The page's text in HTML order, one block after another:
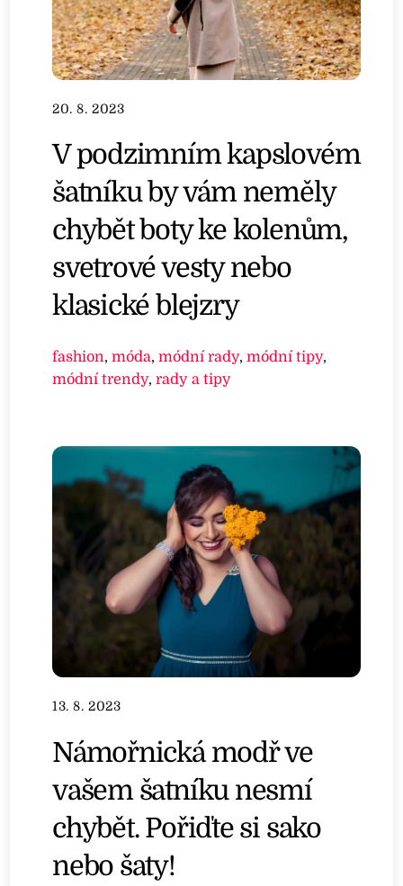
20. 8. 2023
V podzimním kapslovém
šatníku by vám neměly
chybět boty ke kolenům,
svetrové vesty nebo
klasické blejzry
fashion,móda,módní rady,módní tipy,
módní trendy,rady a tipy
13. 8. 2023
Námořnická modř ve
vašem šatníku nesmí
chybět. Pořiďte si sako
nebo šaty!